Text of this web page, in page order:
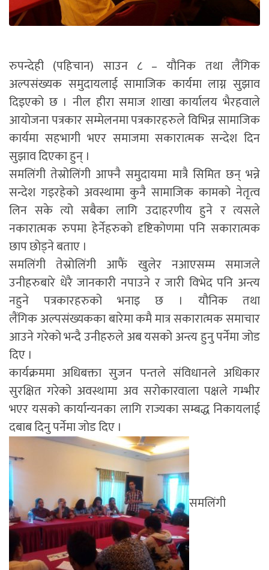
रुपन्देही (पहिचान) साउन ८ – यौनिक तथा लैंगिक
अल्पसंख्यक समुदायलाई सामाजिक कार्यमा लाग्न सुझाव
दिइएको छ । नील हीरा समाज शाखा कार्यालय भैरहवाले
आयोजना पत्रकार सम्मेलनमा पत्रकारहरुले विभिन्न सामाजिक
कार्यमा सहभागी भएर समाजमा सकारात्मक सन्देश दिन
सुझाव दिएका हुन् ।
समलिंगी तेस्रोलिंगी आफ्नै समुदायमा मात्रै सिमित छन् भन्ने
सन्देश गइरहेको अवस्थामा कुनै सामाजिक कामको नेतृत्व
लिन सके त्यो सबैका लागि उदाहरणीय हुने र त्यसले
नकारात्मक रुपमा हेर्नेहरुको दृष्टिकोणमा पनि सकारात्मक
छाप छोड्ने बताए ।
समलिंगी तेस्रोलिंगी आफैं खुलेर नआएसम्म समाजले
उनीहरुबारे धेरै जानकारी नपाउने र जारी विभेद पनि अन्त्य
नहुने पत्रकारहरुको भनाइ छ । यौनिक तथा
लैंगिक अल्पसंख्यकका बारेमा कमै मात्र सकारात्मक समाचार
आउने गरेको भन्दै उनीहरुले अब यसको अन्त्य हुनु पर्नेमा जोड
दिए ।
कार्यक्रममा अधिबक्ता सुजन पन्तले संविधानले अधिकार
सुरक्षित गरेको अवस्थामा अव सरोकारवाला पक्षले गम्भीर
भएर यसको कार्यान्यनका लागि राज्यका सम्बद्ध निकायलाई
दबाब दिनु पर्नेमा जोड दिए ।
समलिंगी